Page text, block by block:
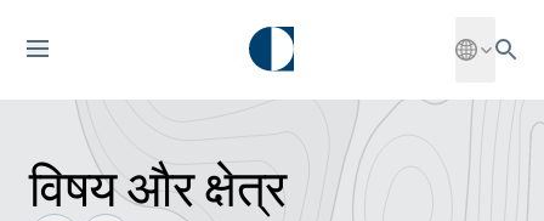
विषय और क्षेत्र